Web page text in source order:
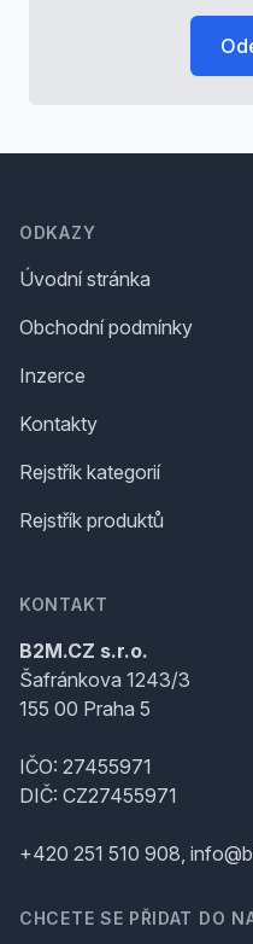
ODKAZY
Úvodní stránka
Obchodní podmínky
Inzerce
Kontakty
Rejstřík kategorií
Rejstřík produktů
KONTAKT
B2M.CZ s.r.o.
Šafránkova 1243/3
155 00 Praha 5
IČO: 27455971
DIČ: CZ27455971
+420 251 510 908,
CHCETE SE PŘIDAT DO